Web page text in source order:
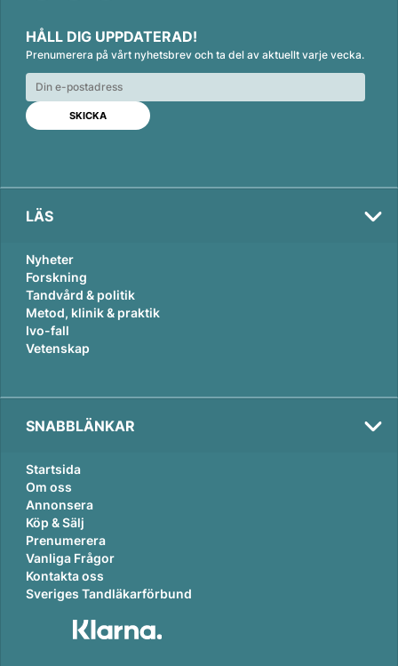
n
k
e
d
n
c
e
b
o
o
k
a
i
l
HÅLL DIG UPPDATERAD!
Prenumerera på vårt nyhetsbrev och ta del av aktuellt varje vecka.
LÄS
Nyheter
Forskning
Tandvård & politik
Metod, klinik & praktik
Ivo-fall
Vetenskap
SNABBLÄNKAR
Startsida
Om oss
Annonsera
Köp & Sälj
Prenumerera
Vanliga Frågor
Kontakta oss
Sveriges Tandläkarförbund